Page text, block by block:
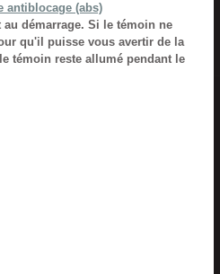
antiblocage (abs)
démarrage. Si le témoin ne
qu'il puisse vous avertir de la
témoin reste allumé pendant le